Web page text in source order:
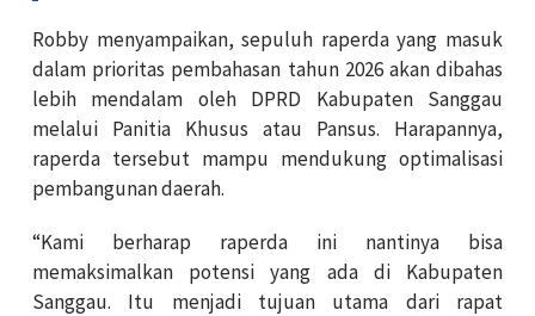
Robby menyampaikan, sepuluh raperda yang masuk
dalam prioritas pembahasan tahun 2026 akan dibahas
lebih mendalam oleh DPRD Kabupaten Sanggau
melalui Panitia Khusus atau Pansus. Harapannya,
raperda tersebut mampu mendukung optimalisasi
pembangunan daerah.
“Kami berharap raperda ini nantinya bisa
memaksimalkan potensi yang ada di Kabupaten
Sanggau. Itu menjadi tujuan utama dari rapat